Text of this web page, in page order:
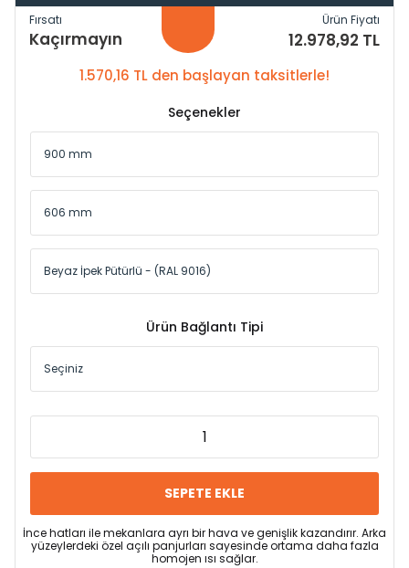
Fırsatı
Kaçırmayın
Ürün Fiyatı
12.978,92 TL
1.570,16 TL den başlayan taksitlerle!
Seçenekler
Ürün Bağlantı Tipi
SEPETE EKLE
İnce hatları ile mekanlara ayrı bir hava ve genişlik kazandırır. Arka
yüzeylerdeki özel açılı panjurları sayesinde ortama daha fazla
homojen ısı sağlar.